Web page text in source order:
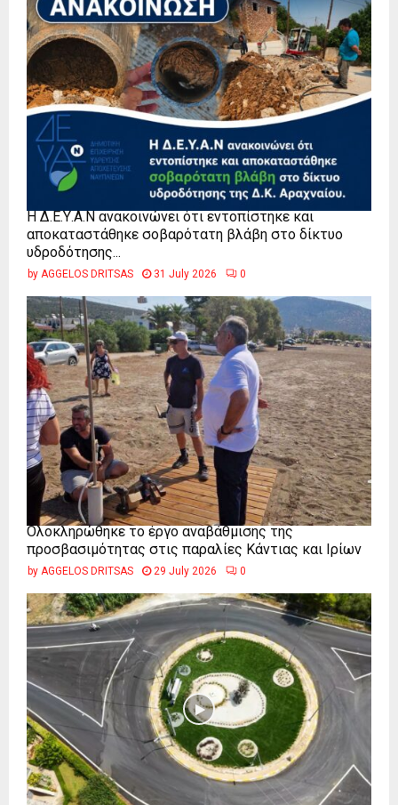
Η Δ.Ε.Υ.Α.Ν ανακοινώνει ότι εντοπίστηκε και
αποκαταστάθηκε σοβαρότατη βλάβη στο δίκτυο
υδροδότησης...
by AGGELOS DRITSAS 31 July 2026 0
Ολοκληρώθηκε το έργο αναβάθμισης της
προσβασιμότητας στις παραλίες Κάντιας και Ιρίων
by AGGELOS DRITSAS 29 July 2026 0